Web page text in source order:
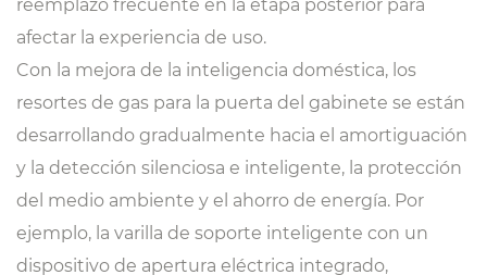
reemplazo frecuente en la etapa posterior para
afectar la experiencia de uso.
Con la mejora de la inteligencia doméstica, los
resortes de gas para la puerta del gabinete se están
desarrollando gradualmente hacia el amortiguación
y la detección silenciosa e inteligente, la protección
del medio ambiente y el ahorro de energía. Por
ejemplo, la varilla de soporte inteligente con un
dispositivo de apertura eléctrica integrado,